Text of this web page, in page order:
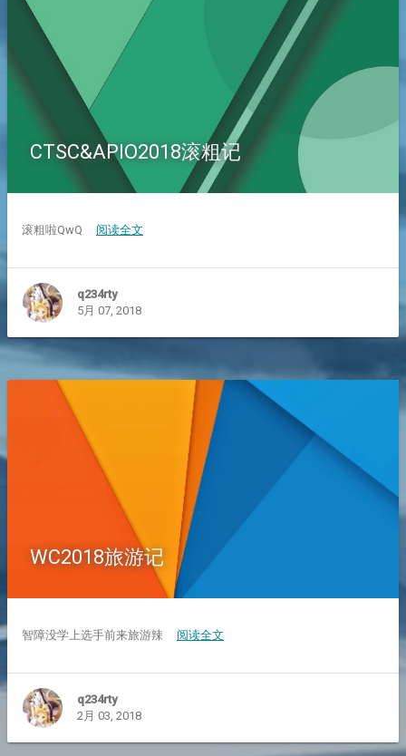
CTSC&APIO2018滚粗记
滚粗啦QwQ 阅读全文
q234rty
5月 07, 2018
WC2018旅游记
智障没学上选手前来旅游辣 阅读全文
q234rty
2月 03, 2018